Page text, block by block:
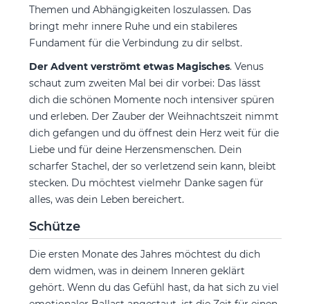
Themen und Abhängigkeiten loszulassen. Das
bringt mehr innere Ruhe und ein stabileres
Fundament für die Verbindung zu dir selbst.
Der Advent verströmt etwas Magisches. Venus
schaut zum zweiten Mal bei dir vorbei: Das lässt
dich die schönen Momente noch intensiver spüren
und erleben. Der Zauber der Weihnachtszeit nimmt
dich gefangen und du öffnest dein Herz weit für die
Liebe und für deine Herzensmenschen. Dein
scharfer Stachel, der so verletzend sein kann, bleibt
stecken. Du möchtest vielmehr Danke sagen für
alles, was dein Leben bereichert.
Schütze
Die ersten Monate des Jahres möchtest du dich
dem widmen, was in deinem Inneren geklärt
gehört. Wenn du das Gefühl hast, da hat sich zu viel